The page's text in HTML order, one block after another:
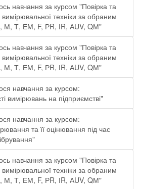
навчання за курсом "Повірка та
вимірювальної техніки за обраним
М, Т, ЕМ, F, РR, ІR, АUV, QМ"
навчання за курсом "Повірка та
вимірювальної техніки за обраним
М, Т, ЕМ, F, РR, ІR, АUV, QМ"
навчання за курсом:
вимірювань на підприємстві"
навчання за курсом:
та її оцінювання під час
навчання за курсом "Повірка та
вимірювальної техніки за обраним
М, Т, ЕМ, F, РR, ІR, АUV, QМ"